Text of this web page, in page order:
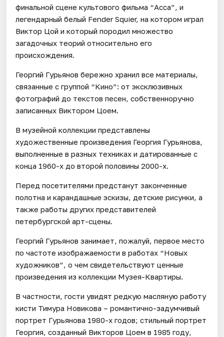
финальной сцене культового фильма “Асса”, и
легендарный белый Fender Squier, на котором играл
Виктор Цой и который породил множество
загадочных теорий относительно его
происхождения.
Георгий Гурьянов бережно хранил все материалы,
связанные с группой “Кино”: от эксклюзивных
фотографий до текстов песен, собственноручно
записанных Виктором Цоем.
В музейной коллекции представлены
художественные произведения Георгия Гурьянова,
выполненные в разных техниках и датированные с
конца 1960-х до второй половины 2000-х.
Перед посетителями предстанут законченные
полотна и карандашные эскизы, детские рисунки, а
также работы других представителей
петербургской арт-сцены.
Георгий Гурьянов занимает, пожалуй, первое место
по частоте изображаемости в работах “Новых
художников”, о чем свидетельствуют ценные
произведения из коллекции Музея-Квартиры.
В частности, гости увидят редкую масляную работу
кисти Тимура Новикова – романтично-задумчивый
портрет Гурьянова 1980-х годов; стильный портрет
Георгия, созданный Викторов Цоем в 1985 году,